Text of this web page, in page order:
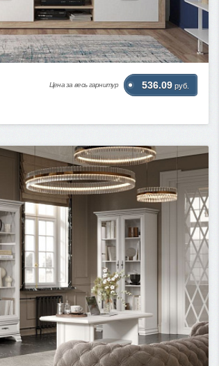
Цена за весь гарнитур 536.09 руб.